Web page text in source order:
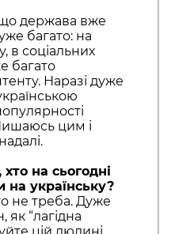
держава вже
багато: на
в соціальних
багато
Наразі дуже
цим і
на сьогодні
на українську?
не треба. Дуже
“лагідна